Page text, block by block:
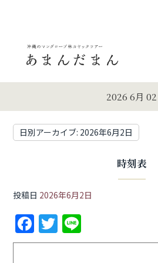
2026 6月 02
日別アーカイブ: 2026年6月2日
時刻表
投稿日 2026年6月2日
F
a
T
w n